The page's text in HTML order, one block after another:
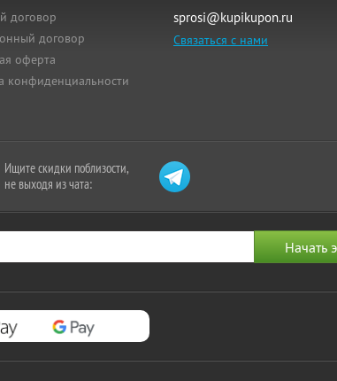
договор
договор
оферта
конфиденциальности
sprosi@kupikupon.ru
Связаться с нами
Ищите скидки поблизости,
не выходя из чата: